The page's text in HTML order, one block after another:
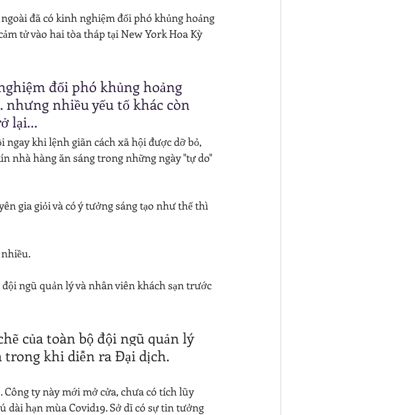
đã có kinh nghiệm đối phó khủng hoảng
tử vào hai tòa tháp tại New York Hoa Kỳ
đối phó khủng hoảng
nhưng nhiều yếu tố khác còn
lại...
khi lệnh giãn cách xã hội được dỡ bỏ,
nhà hàng ăn sáng trong những ngày "tự do"
gia giỏi và có ý tưởng sáng tạo như thế thì
ngũ quản lý và nhân viên khách sạn trước
của toàn bộ đội ngũ quản lý
trong khi diễn ra Đại dịch.
Công ty này mới mở cửa, chưa có tích lũy
hạn mùa Covid19. Sở dĩ có sự tin tưởng